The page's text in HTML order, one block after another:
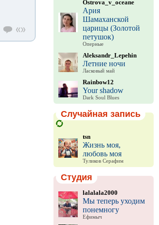
Ostrova_v_oceane
Ария
Шамаханской
царицы (Золотой
петушок)
Оперные
Aleksandr_Lepehin
Летние ночи
Ласковый май
Rainbow12
Your shadow
Dark Soul Blues
Случайная запись
tsn
Жизнь моя,
любовь моя
Туликов Серафим
Студия
lalalala2000
Мы теперь уходим
понемногу
Ефимыч